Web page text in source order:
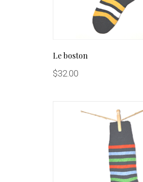
Le boston
$32.00